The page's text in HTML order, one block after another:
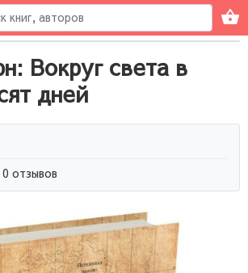
Вокруг света в
дней
0 отзывов